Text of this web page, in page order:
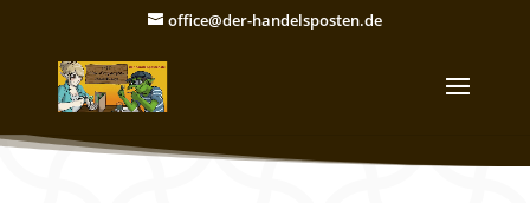
office@der-handelsposten.de